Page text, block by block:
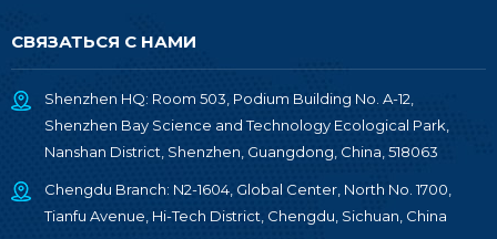
СВЯЗАТЬСЯ С НАМИ
Shenzhen HQ: Room 503, Podium Building No. A-12,
Shenzhen Bay Science and Technology Ecological Park,
Nanshan District, Shenzhen, Guangdong, China, 518063
Chengdu Branch: N2-1604, Global Center, North No. 1700,
Tianfu Avenue, Hi-Tech District, Chengdu, Sichuan, China